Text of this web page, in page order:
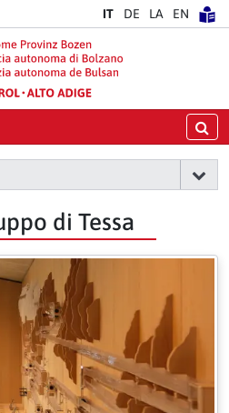
principale IT DE LA EN
di Tessa